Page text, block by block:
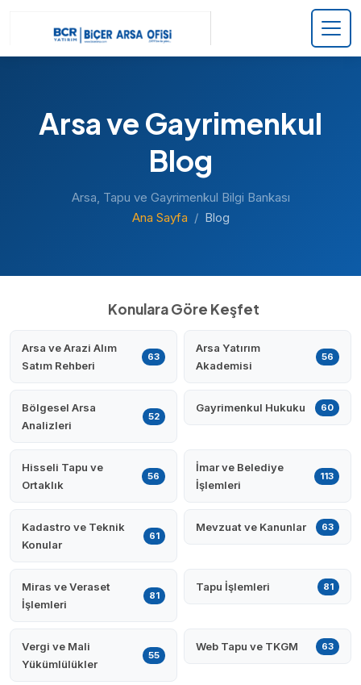
Arsa ve Gayrimenkul
Blog
Arsa, Tapu ve Gayrimenkul Bilgi Bankası
Ana Sayfa
Blog
Konulara Göre Keşfet
Arsa ve Arazi Alım
Satım Rehberi
63
Arsa Yatırım
Akademisi
56
Bölgesel Arsa
Analizleri
52
Gayrimenkul Hukuku 60
Hisseli Tapu ve
Ortaklık
56
İmar ve Belediye
İşlemleri
113
Kadastro ve Teknik
Konular
61
Mevzuat ve Kanunlar 63
Miras ve Veraset
İşlemleri
81
Tapu İşlemleri 81
Vergi ve Mali
Yükümlülükler
55
Web Tapu ve TKGM 63